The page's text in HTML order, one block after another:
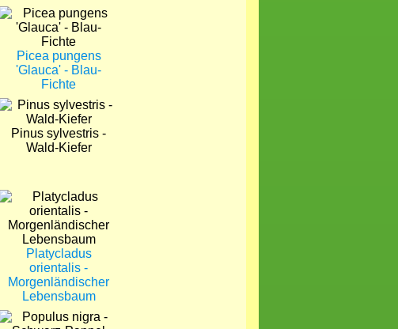
Bild
Picea pungens
'Glauca' - Blau-
Fichte
Bild
Pinus sylvestris -
Wald-Kiefer
Bild
Platycladus
orientalis -
Morgenländischer
Lebensbaum
Bild